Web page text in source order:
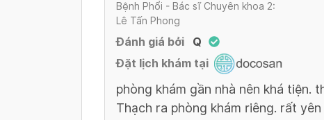
Bệnh Phổi - Bác sĩ Chuyên khoa 2:
Lê Tấn Phong
Đánh giá bởi
Q
Đặt lịch khám tại
phòng khám gần nhà nên khá tiện.
Thạch ra phòng khám riêng. rất